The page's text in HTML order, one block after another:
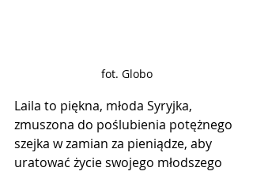
fot. Globo
Laila to piękna, młoda Syryjka,
zmuszona do poślubienia potężnego
szejka w zamian za pieniądze, aby
uratować życie swojego młodszego